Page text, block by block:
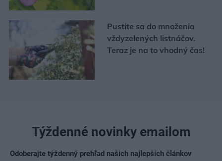
Pustite sa do množenia
vždyzelených listnáčov.
Teraz je na to vhodný čas!
Týždenné novinky emailom
Odoberajte týždenný prehľad našich najlepších článkov